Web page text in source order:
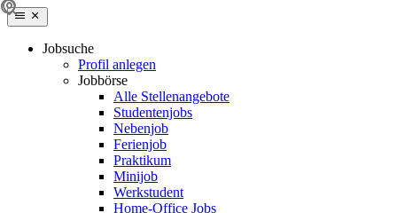
Jobsuche
Profil anlegen
Jobbörse
Alle Stellenangebote
Studentenjobs
Nebenjob
Ferienjob
Praktikum
Minijob
Werkstudent
Home-Office Jobs